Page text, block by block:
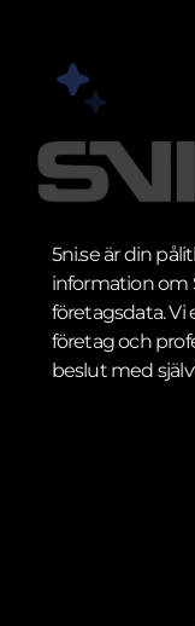
5ni.se är din
information om
företagsdata.
företag och
beslut med